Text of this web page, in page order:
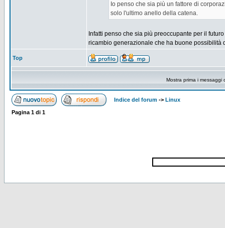
Io penso che sia più un fattore di
solo l'ultimo anello della catena.
Infatti penso che sia più preoccupante per il
ricambio generazionale che ha buone possibilità
Top
Mostra prima i messaggi
Indice del forum -> Linux
Pagina 1 di 1